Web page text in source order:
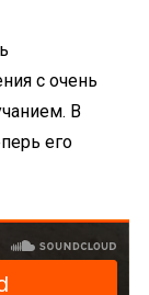
с очень
В
его